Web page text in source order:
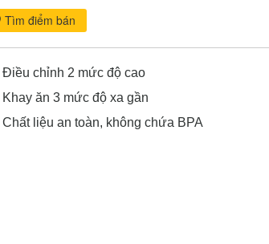
Tìm điểm bán
Điều chỉnh 2 mức độ cao
Khay ăn 3 mức độ xa gần
Chất liệu an toàn, không chứa BPA